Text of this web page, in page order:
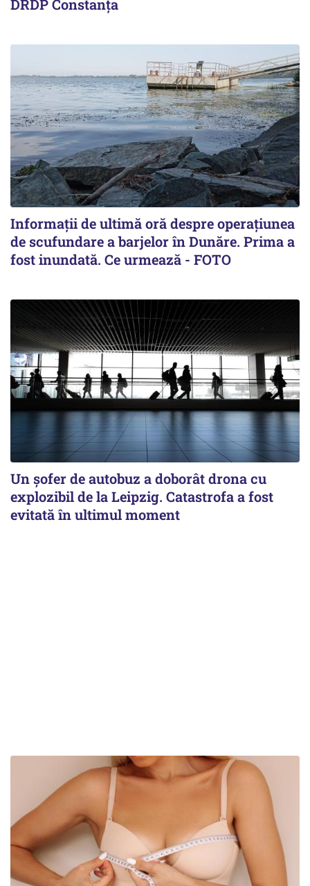
DRDP Constanța
Informații de ultimă oră despre operațiunea
de scufundare a barjelor în Dunăre. Prima a
fost inundată. Ce urmează - FOTO
Un șofer de autobuz a doborât drona cu
explozibil de la Leipzig. Catastrofa a fost
evitată în ultimul moment